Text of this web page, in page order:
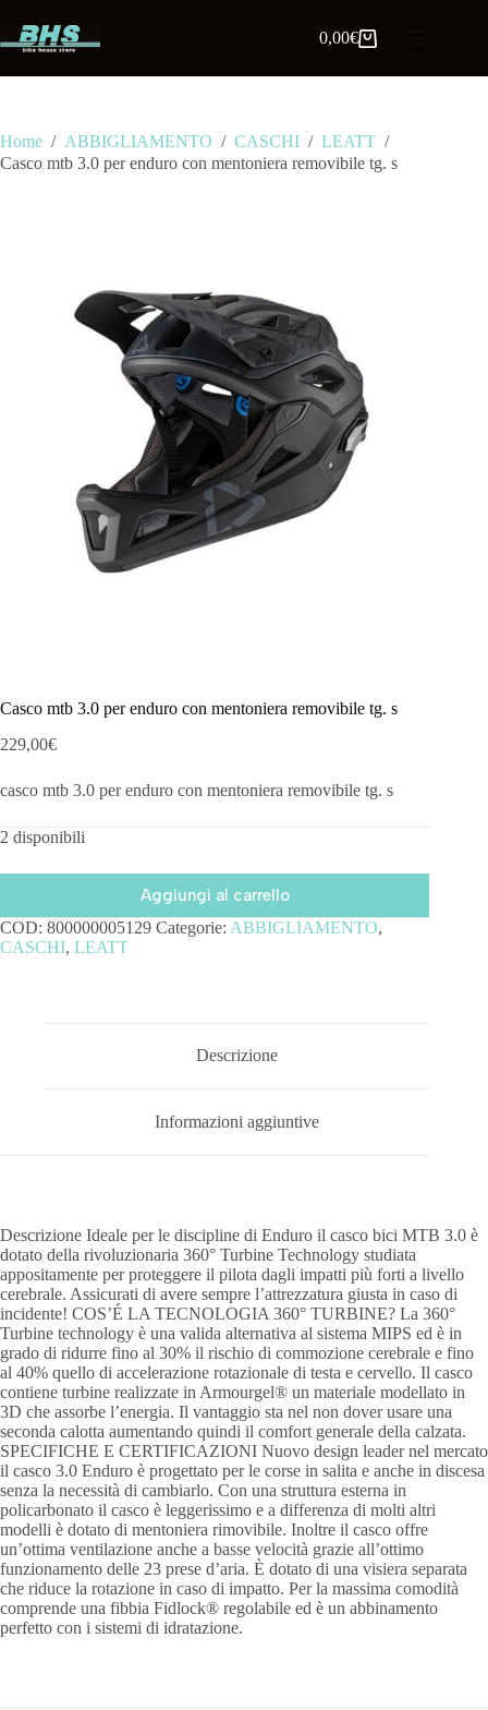
0,00€
Home / ABBIGLIAMENTO / CASCHI / LEATT /
Casco mtb 3.0 per enduro con mentoniera removibile tg. s
Casco mtb 3.0 per enduro con mentoniera removibile tg. s
229,00€
casco mtb 3.0 per enduro con mentoniera removibile tg. s
2 disponibili
Aggiungi al carrello
COD: 800000005129 Categorie: ABBIGLIAMENTO,
CASCHI, LEATT
Descrizione
Informazioni aggiuntive
Descrizione Ideale per le discipline di Enduro il casco bici MTB 3.0 è
dotato della rivoluzionaria 360° Turbine Technology studiata
appositamente per proteggere il pilota dagli impatti più forti a livello
cerebrale. Assicurati di avere sempre l’attrezzatura giusta in caso di
incidente! COS’É LA TECNOLOGIA 360° TURBINE? La 360°
Turbine technology è una valida alternativa al sistema MIPS ed è in
grado di ridurre fino al 30% il rischio di commozione cerebrale e fino
al 40% quello di accelerazione rotazionale di testa e cervello. Il casco
contiene turbine realizzate in Armourgel® un materiale modellato in
3D che assorbe l’energia. Il vantaggio sta nel non dover usare una
seconda calotta aumentando quindi il comfort generale della calzata.
SPECIFICHE E CERTIFICAZIONI Nuovo design leader nel mercato
il casco 3.0 Enduro è progettato per le corse in salita e anche in discesa
senza la necessità di cambiarlo. Con una struttura esterna in
policarbonato il casco è leggerissimo e a differenza di molti altri
modelli è dotato di mentoniera rimovibile. Inoltre il casco offre
un’ottima ventilazione anche a basse velocità grazie all’ottimo
funzionamento delle 23 prese d’aria. È dotato di una visiera separata
che riduce la rotazione in caso di impatto. Per la massima comodità
comprende una fibbia Fidlock® regolabile ed è un abbinamento
perfetto con i sistemi di idratazione.